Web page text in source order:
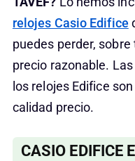
relojes Casio Edifice
puedes perder,
precio razonable.
los relojes Edifice
calidad precio.
CASIO EDIFICE